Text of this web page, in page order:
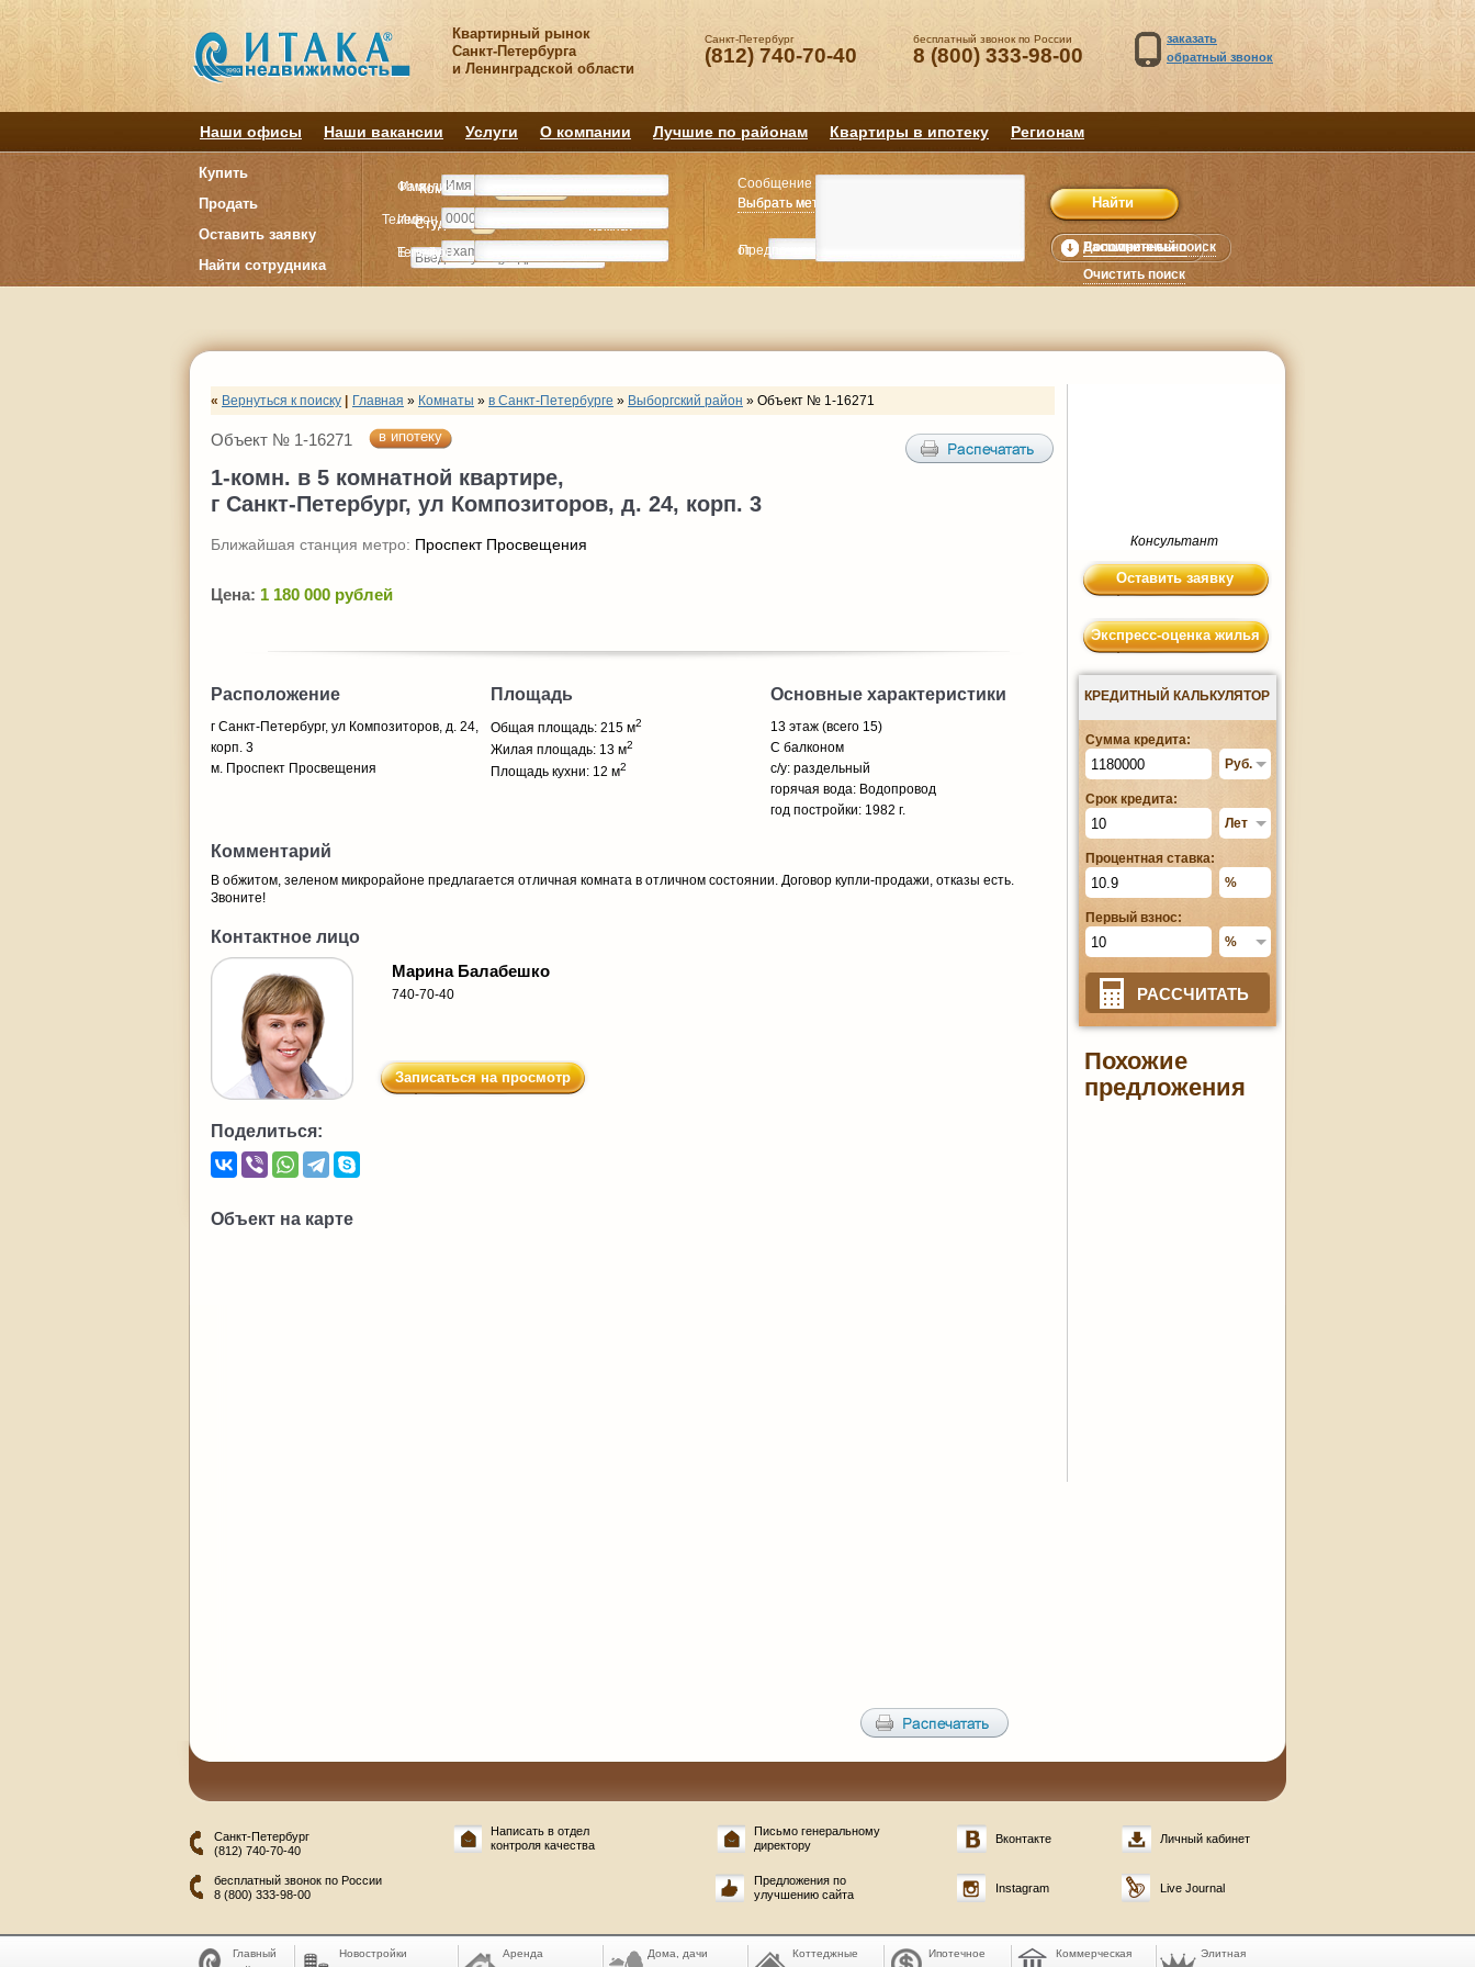
Квартирный рынок
Санкт-Петербурга
и Ленинградской области
Санкт-Петербург
(812) 740-70-40
бесплатный звонок по России
8 (800) 333-98-00
заказать
обратный звонок
Наши офисы Наши вакансии Услуги О компании Лучшие по районам Квартиры в ипотеку Регионам
Купить
Продать
Оставить заявку
Найти сотрудника
Комнату
Студия Комнат
Выбрать метро
от
Расширенный поиск
Очистить поиск
Комнату
Студия Комнат
Выбрать метро
Предпочитаемая цена Дополнительно
Имя
Телефон
E-mail
Сообщение
Фамилия
Имя
Телефон
« Вернуться к поиску Главная » Комнаты » в Санкт-Петербурге » Выборгский район » Объект № 1-16271
Объект № 1-16271 в ипотеку
1-комн. в 5 комнатной квартире,
г Санкт-Петербург, ул Композиторов, д. 24, корп. 3
Ближайшая станция метро: Проспект Просвещения
Цена: 1 180 000 рублей
Расположение
г Санкт-Петербург, ул Композиторов, д. 24,
корп. 3
м. Проспект Просвещения
Площадь
Общая площадь: 215 м2
Жилая площадь: 13 м2
Площадь кухни: 12 м2
Основные характеристики
13 этаж (всего 15)
С балконом
с/у: раздельный
горячая вода: Водопровод
год постройки: 1982 г.
Комментарий
В обжитом, зеленом микрорайоне предлагается отличная комната в отличном состоянии. Договор купли-продажи, отказы есть.
Звоните!
Контактное лицо
Марина Балабешко
740-70-40
Записаться на просмотр
Поделиться:
Объект на карте
Консультант
Оставить заявку
Экспресс-оценка жилья
КРЕДИТНЫЙ КАЛЬКУЛЯТОР
Сумма кредита:
Срок кредита:
Процентная ставка:
Первый взнос:
РАССЧИТАТЬ
Похожие
предложения
Санкт-Петербург
(812) 740-70-40
бесплатный звонок по России
8 (800) 333-98-00
Написать в отдел
контроля качества
Письмо генеральному
директору
Предложения по
улучшению сайта
Вконтакте
Instagram
Личный кабинет
Live Journal
Главный
Новостройки
Аренда
Дома, дачи
Коттеджные
Ипотечное
Коммерческая
Элитная